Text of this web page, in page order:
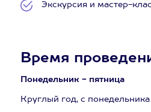
Экскурсия и мастер-
Время
Понедельник - пятница
Круглый год, с